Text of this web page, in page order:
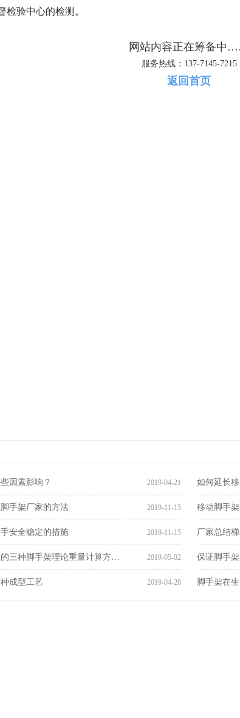
检验中心的检测。
网站内容正在筹备中
服务热线：137-7145-7215
返回首页
2019-04-21
因素影响？ 如何延长
2019-11-15
手架厂家的方法 移动脚手
2019-11-15
安全稳定的措施 厂家总结
2019-05-02
三种脚手架理论重量计算方… 保证脚手
2019-04-28
成型工艺 脚手架在